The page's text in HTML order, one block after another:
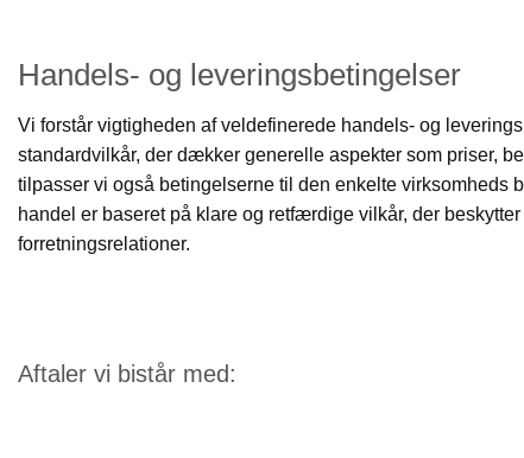
Handels- og leveringsbetingelser
Vi forstår vigtigheden af veldefinerede handels- og
standardvilkår, der dækker generelle aspekter som priser,
tilpasser vi også betingelserne til den enkelte virksomheds
handel er baseret på klare og retfærdige vilkår, der
forretningsrelationer.
Aftaler vi bistår med: